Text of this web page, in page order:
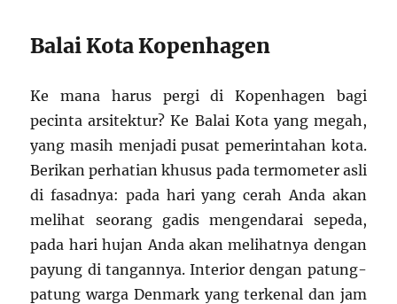
Balai Kota Kopenhagen
Ke mana harus pergi di Kopenhagen bagi
pecinta arsitektur? Ke Balai Kota yang megah,
yang masih menjadi pusat pemerintahan kota.
Berikan perhatian khusus pada termometer asli
di fasadnya: pada hari yang cerah Anda akan
melihat seorang gadis mengendarai sepeda,
pada hari hujan Anda akan melihatnya dengan
payung di tangannya. Interior dengan patung-
patung warga Denmark yang terkenal dan jam